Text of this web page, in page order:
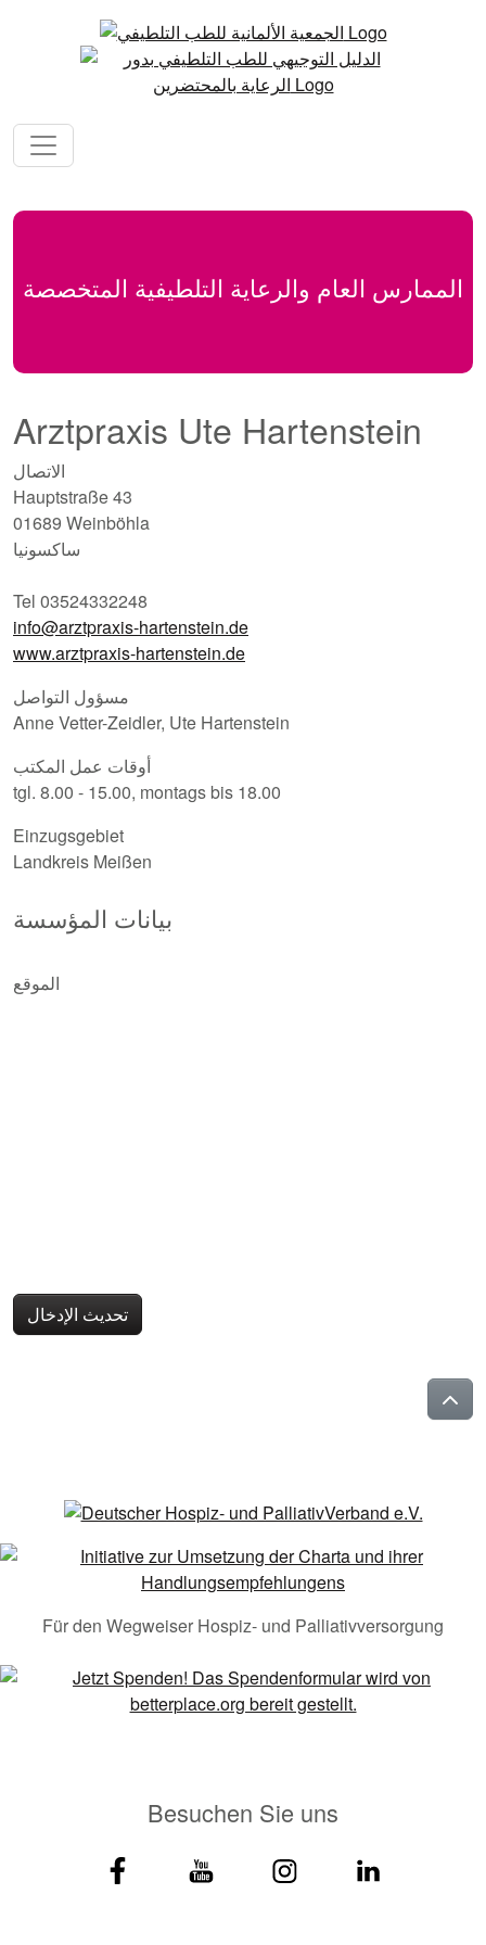
الممارس العام والرعاية التلطيفية المتخصصة
Arztpraxis Ute Hartenstein
الاتصال
Hauptstraße 43
01689 Weinböhla
ساكسونيا
Tel 03524332248
info@arztpraxis-hartenstein.de
www.arztpraxis-hartenstein.de
مسؤول التواصل
Anne Vetter-Zeidler, Ute Hartenstein
أوقات عمل المكتب
tgl. 8.00 - 15.00, montags bis 18.00
Einzugsgebiet
Landkreis Meißen
بيانات المؤسسة
الموقع
تحديث الإدخال
Für den Wegweiser Hospiz- und Palliativversorgung
Besuchen Sie uns